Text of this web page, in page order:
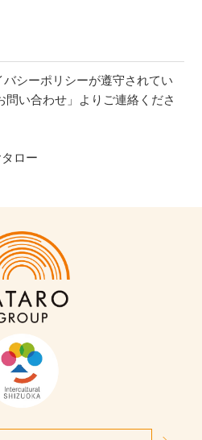
シーポリシーが遵守されてい
問い合わせ」よりご連絡くださ
ロー